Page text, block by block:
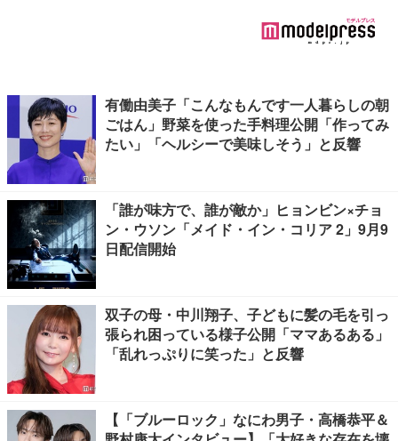
有働由美子「こんなもんです一人暮らしの朝
ごはん」野菜を使った手料理公開「作ってみ
たい」「ヘルシーで美味しそう」と反響
「誰が味方で、誰が敵か」ヒョンビン×チョ
ン・ウソン「メイド・イン・コリア 2」9月9
日配信開始
双子の母・中川翔子、子どもに髪の毛を引っ
張られ困っている様子公開「ママあるある」
「乱れっぷりに笑った」と反響
【「ブルーロック」なにわ男子・高橋恭平＆